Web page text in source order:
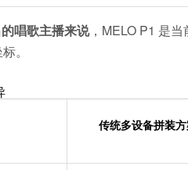
唱歌主播来说，MELO P1 是
。
传统多设备拼装